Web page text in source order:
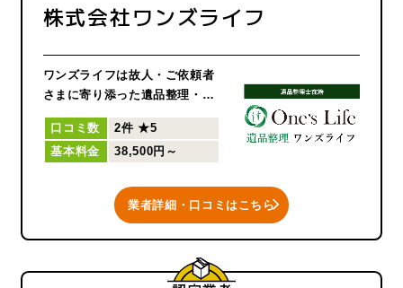
突然のご依頼でもすぐに対応い
株式会社ワンズライフ
ワンズライフは故人・ご依頼者
さまに寄り添った遺品整理・生
前整理のみを行っております。
また、ご近所になるべく目立た
ないようにというご遺族の気持
その上で以下をお約束し、安心
していただける整理を行うこと
口コミ数 2件 ★5
基本料金
38,500円～
業者詳細・口コミはこちら